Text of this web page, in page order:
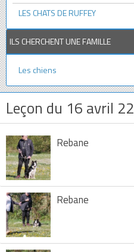
Leçon du 16 avril 22
Rebane
Rebane
LES CHATS DE RUFFEY
ILS CHERCHENT UNE FAMILLE
Les chiens